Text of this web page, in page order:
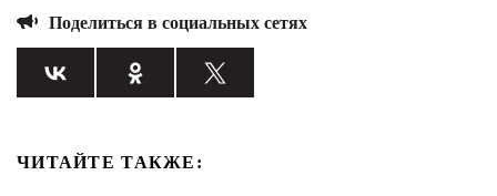
Поделиться в социальных сетях
ЧИТАЙТЕ ТАКЖЕ: